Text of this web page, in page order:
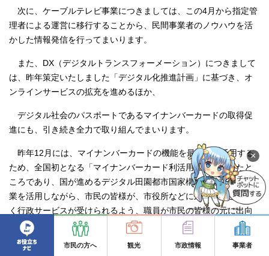
市民の方へ 観光 市政情報 事業者
次に、ケーブルテレビ事業につきましては、この4月から指定管
理者による運営に移行することから、民間事業者のノウハウを活
かした情報発信を行ってまいります。
また、DX（デジタルトランスフォーメーション）につきまして
は、昨年策定いたしました「デジタル化推進計画」に基づき、オ
ンラインサービスの拡充を進めるほか、
デジタル社会のパスポートであるマイナンバーカードの取得促
進にも、引き続き全力で取り組んでまいります。
昨年12月には、マイナンバーカードの機能を最大限に活用する
ため、全国初となる「マイナンバーカード利活用宣言」をしたと
ころであり、国が進めるデジタル田園都市国家構想推進交付金事
業を活用しながら、市民の皆様が、市役所などに来庁することな
く行政サービスが受けられるよう、職員が市民の皆様の元に出向
く「移動市役所」や、デジタルデバイド対策として高齢者を対象
とした「スマホ相談会」など、市民の皆様の利便性向上と、業務
×